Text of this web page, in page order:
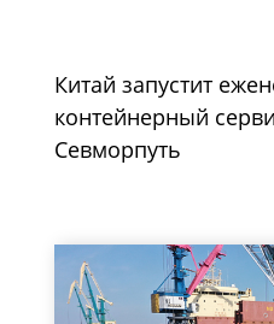
Китай запустит
контейнерный
Севморпуть